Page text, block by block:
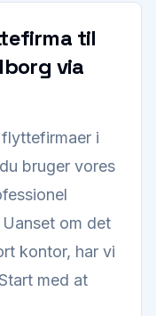
til
via
i
bruger vores
om det
kontor, har vi
med at